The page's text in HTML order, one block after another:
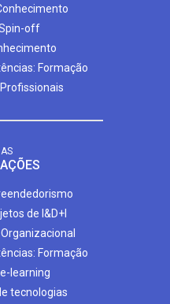
off
Formação
de I&D+I
Formação
learning
tecnologias